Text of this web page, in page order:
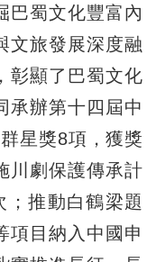
巴蜀文化豐富內
文旅發展深度融
彰顯了巴蜀文化
承辦第十四屆中
星獎8項，獲獎
川劇保護傳承計
；推動白鶴梁題
項目納入中國申